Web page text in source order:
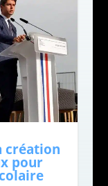
création
pour